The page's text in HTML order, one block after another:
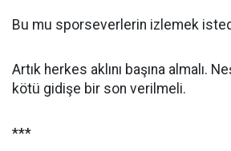
Bu mu sporseverlerin izlemek
Artık herkes aklını başına almalı.
kötü gidişe bir son verilmeli.
***